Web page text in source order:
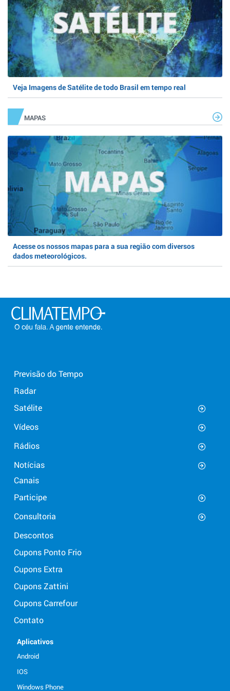
Veja Imagens de Satélite de todo Brasil em tempo real
MAPAS
Acesse os nossos mapas para a sua região com diversos
dados meteorológicos.
Previsão do Tempo
Radar
Satélite
Vídeos
Rádios
Notícias
Canais
Participe
Consultoria
Descontos
Cupons Ponto Frio
Cupons Extra
Cupons Zattini
Cupons Carrefour
Contato
Aplicativos
Android
IOS
Windows Phone